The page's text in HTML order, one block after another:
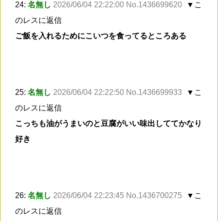
24: 名無し 2026/06/04 22:22:00 No.1436699620
▼こ
のレスに返信
ご飯を入れるためにこいつを食ってるところある
25: 名無し 2026/06/04 22:22:50 No.1436699933
▼こ
のレスに返信
こっちも油がうまいのと豆腐がいい味出しててかなり
好き
26: 名無し 2026/06/04 22:23:45 No.1436700275
▼こ
のレスに返信